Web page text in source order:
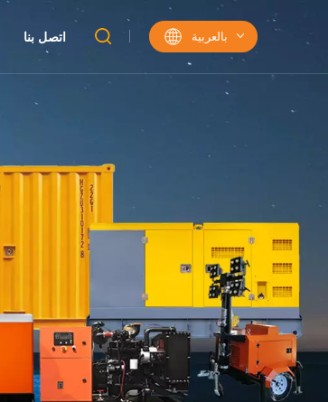
اتصل بنا بالعربية